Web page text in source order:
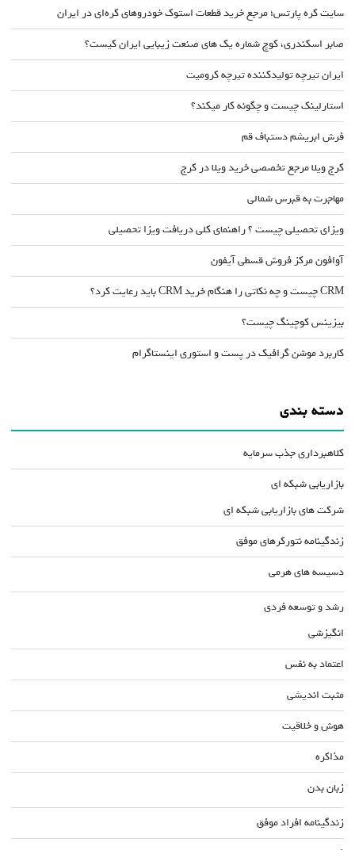
سایت کره پارتس؛ مرجع خرید قطعات استوک خودروهای کره‌ای در ایران
صابر اسکندری، کوچ شماره یک های صنعت زیبایی ایران کیست؟
ایران تیرچه تولیدکننده تیرچه کرومیت
استارلینک چیست و چگونه کار میکند؟
فرش ابریشم دستباف قم
کرج ویلا مرجع تخصصی خرید ویلا در کرج
مهاجرت به قبرس شمالی
ویزای تحصیلی چیست ؟ راهنمای کلی دریافت ویزا تحصیلی
آوافون مرکز فروش قسطی آیفون
CRM چیست و چه نکاتی را هنگام خرید CRM باید رعایت کرد؟
بیزینس کوچینگ چیست؟
کاربرد موشن گرافیک در پست و استوری اینستاگرام
دسته بندی
کلاهبرداری جذب سرمایه
بازاریابی شبکه ای
شرکت های بازاریابی شبکه ای
زندگینامه نتورکرهای موفق
دسیسه های هرمی
رشد و توسعه فردی
انگیزشی
اعتماد به نفس
مثبت اندیشی
هوش و خلاقیت
مذاکره
زبان بدن
زندگینامه افراد موفق